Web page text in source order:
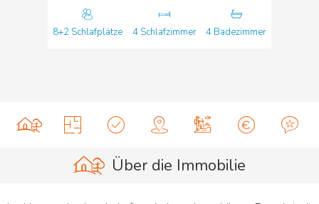
8+2 Schlafplätze 4 Schlafzimmer 4 Badezimmer
Über die Immobilie